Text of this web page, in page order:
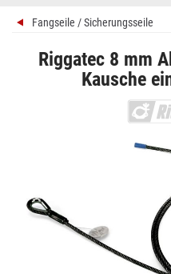
Fangseile / Sicherungsseile
Riggatec 8 mm
Kausche